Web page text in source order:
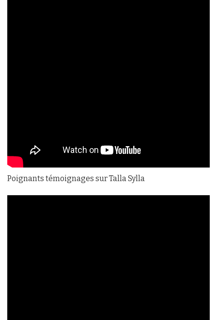
Poignants témoignages sur Talla Sylla